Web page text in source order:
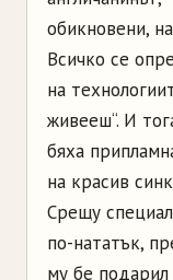
обикновени,
Всичко се
на
живееш“. И
бяха
на красив
Срещу
по-нататък,
му бе